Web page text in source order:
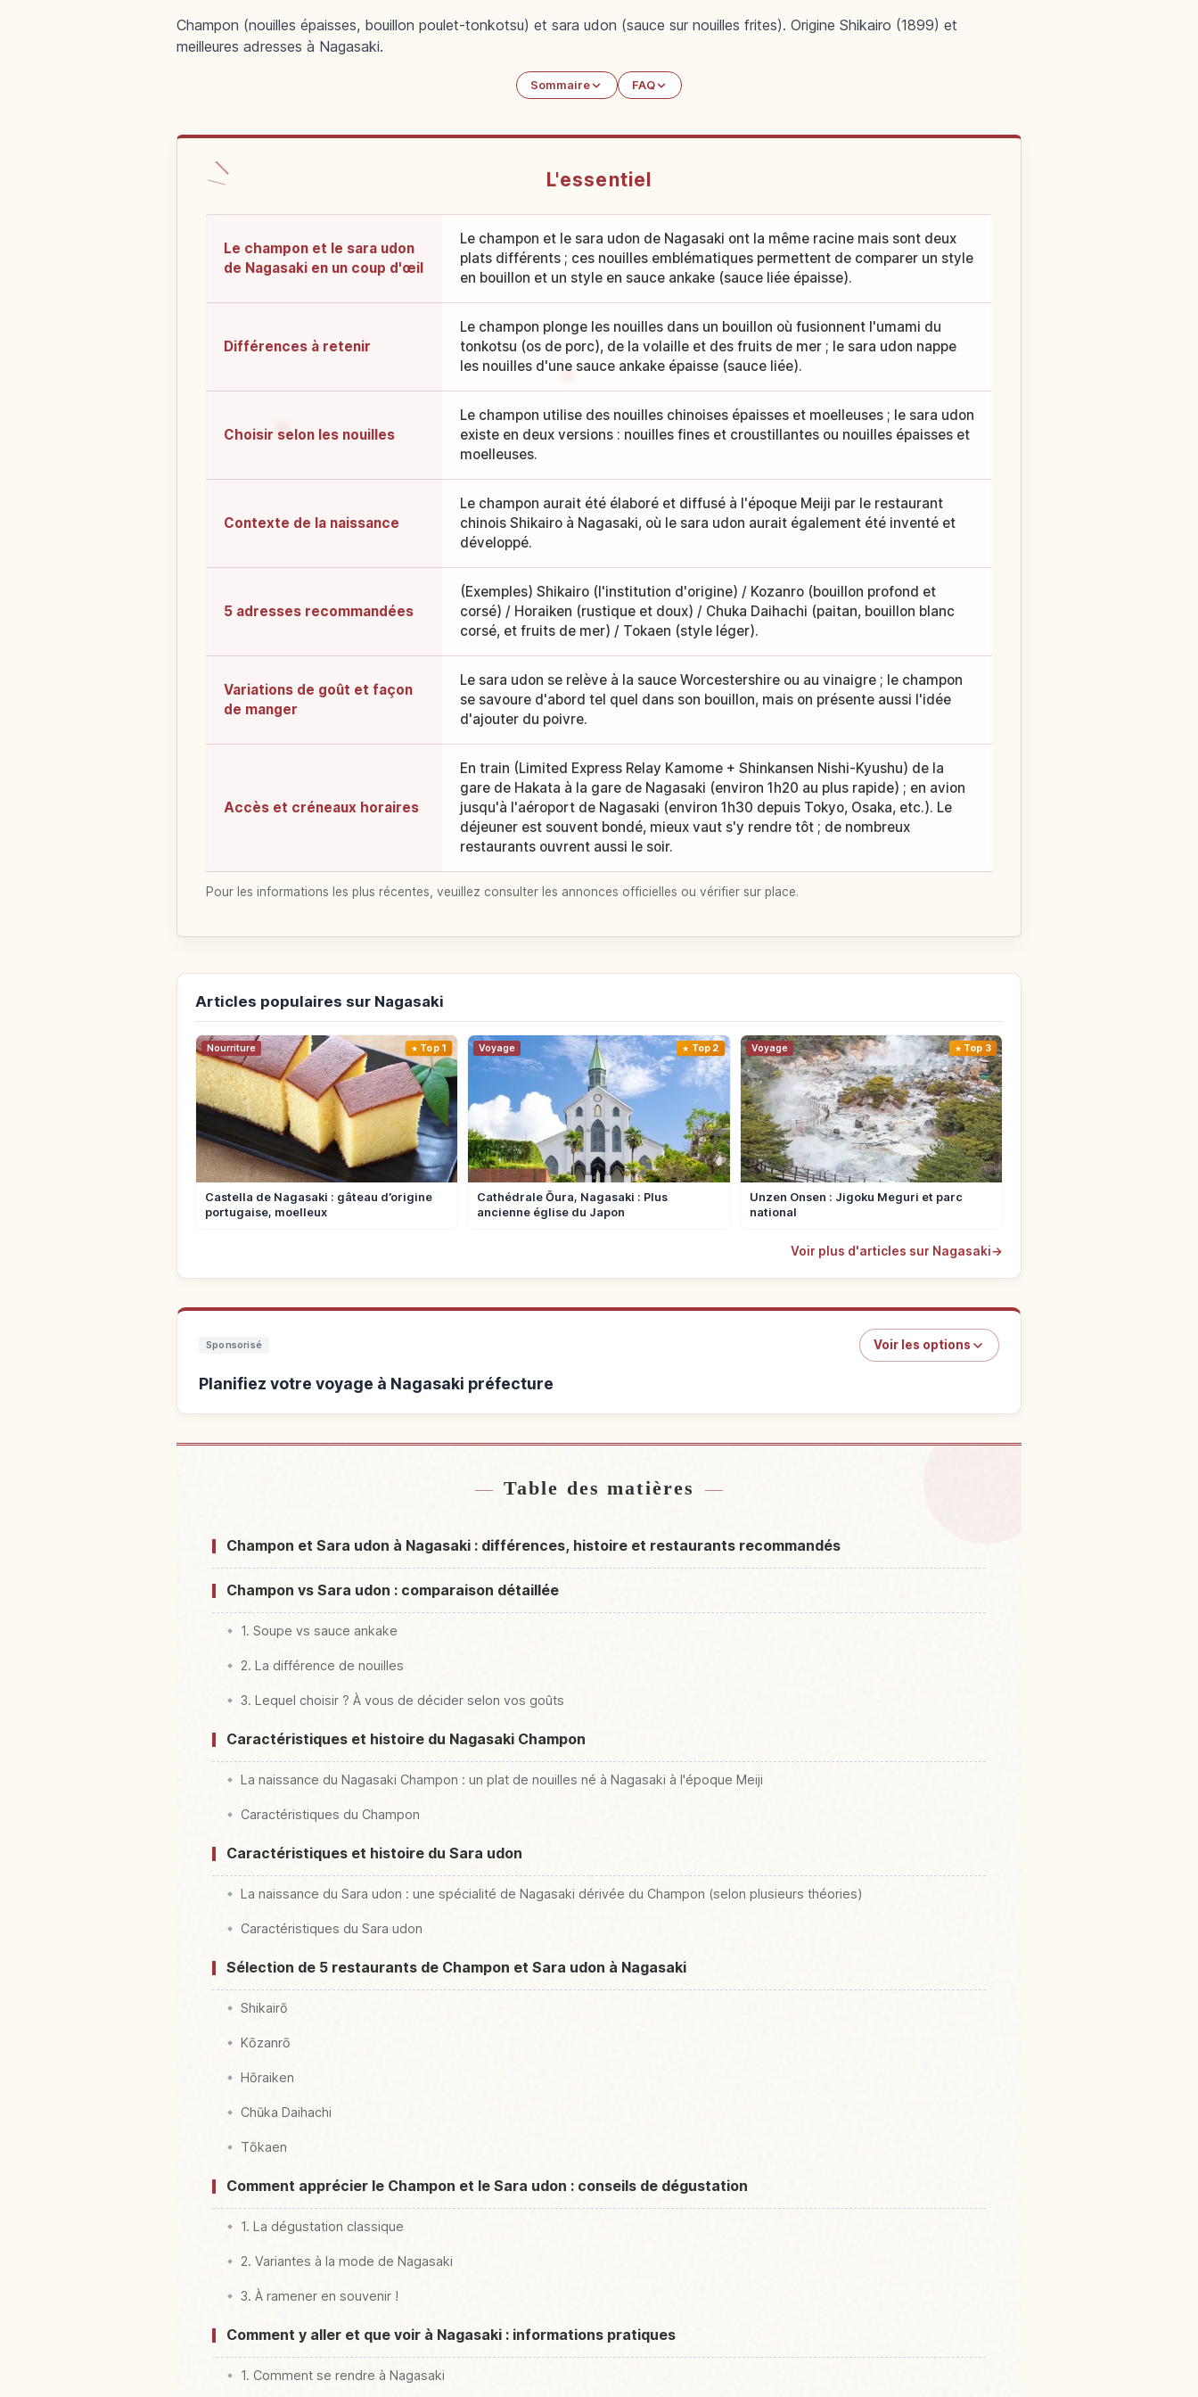
Champon (nouilles épaisses, bouillon poulet-tonkotsu) et sara udon (sauce sur nouilles frites). Origine Shikairo (1899) et
meilleures adresses à Nagasaki.
Sommaire FAQ
L'essentiel
Le champon et le sara udon
de Nagasaki en un coup d'œil
Le champon et le sara udon de Nagasaki ont la même racine mais sont deux
plats différents ; ces nouilles emblématiques permettent de comparer un style
en bouillon et un style en sauce ankake (sauce liée épaisse).
Différences à retenir
Le champon plonge les nouilles dans un bouillon où fusionnent l'umami du
tonkotsu (os de porc), de la volaille et des fruits de mer ; le sara udon nappe
les nouilles d'une sauce ankake épaisse (sauce liée).
Choisir selon les nouilles
Le champon utilise des nouilles chinoises épaisses et moelleuses ; le sara udon
existe en deux versions : nouilles fines et croustillantes ou nouilles épaisses et
moelleuses.
Contexte de la naissance
Le champon aurait été élaboré et diffusé à l'époque Meiji par le restaurant
chinois Shikairo à Nagasaki, où le sara udon aurait également été inventé et
développé.
5 adresses recommandées
(Exemples) Shikairo (l'institution d'origine) / Kozanro (bouillon profond et
corsé) / Horaiken (rustique et doux) / Chuka Daihachi (paitan, bouillon blanc
corsé, et fruits de mer) / Tokaen (style léger).
Variations de goût et façon
de manger
Le sara udon se relève à la sauce Worcestershire ou au vinaigre ; le champon
se savoure d'abord tel quel dans son bouillon, mais on présente aussi l'idée
d'ajouter du poivre.
Accès et créneaux horaires
En train (Limited Express Relay Kamome + Shinkansen Nishi-Kyushu) de la
gare de Hakata à la gare de Nagasaki (environ 1h20 au plus rapide) ; en avion
jusqu'à l'aéroport de Nagasaki (environ 1h30 depuis Tokyo, Osaka, etc.). Le
déjeuner est souvent bondé, mieux vaut s'y rendre tôt ; de nombreux
restaurants ouvrent aussi le soir.
Pour les informations les plus récentes, veuillez consulter les annonces officielles ou vérifier sur place.
Articles populaires sur Nagasaki
Nourriture Top 1
Castella de Nagasaki : gâteau d’origine
portugaise, moelleux
Voyage Top 2
Cathédrale Ōura, Nagasaki : Plus
ancienne église du Japon
Voyage Top 3
Unzen Onsen : Jigoku Meguri et parc
national
Voir plus d'articles sur Nagasaki→
Sponsorisé Voir les options
Planifiez votre voyage à Nagasaki préfecture
Table des matières
Champon et Sara udon à Nagasaki : différences, histoire et restaurants recommandés
Champon vs Sara udon : comparaison détaillée
1. Soupe vs sauce ankake
2. La différence de nouilles
3. Lequel choisir ? À vous de décider selon vos goûts
Caractéristiques et histoire du Nagasaki Champon
La naissance du Nagasaki Champon : un plat de nouilles né à Nagasaki à l'époque Meiji
Caractéristiques du Champon
Caractéristiques et histoire du Sara udon
La naissance du Sara udon : une spécialité de Nagasaki dérivée du Champon (selon plusieurs théories)
Caractéristiques du Sara udon
Sélection de 5 restaurants de Champon et Sara udon à Nagasaki
Shikairō
Kōzanrō
Hōraiken
Chūka Daihachi
Tōkaen
Comment apprécier le Champon et le Sara udon : conseils de dégustation
1. La dégustation classique
2. Variantes à la mode de Nagasaki
3. À ramener en souvenir !
Comment y aller et que voir à Nagasaki : informations pratiques
1. Comment se rendre à Nagasaki